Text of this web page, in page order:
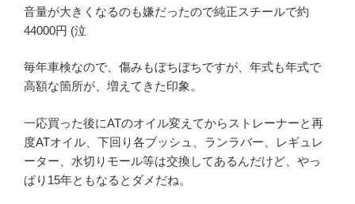
音量が大きくなるのも嫌だったので純正スチールで約
44000円 (泣
毎年車検なので、傷みもぼちぼちですが、年式も年式で
高額な箇所が、増えてきた印象。
一応買った後にATのオイル変えてからストレーナーと再
度ATオイル、下回り各ブッシュ、ランラバー、レギュレ
ーター、水切りモール等は交換してあるんだけど、やっ
ぱり15年ともなるとダメだね。